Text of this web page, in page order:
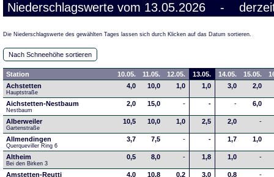
Niederschlagswerte vom 13.05.2026 -
Die Niederschlagswerte des gewählten Tages lassen sich durch Klicken auf das Datum sortieren.
Nach Schneehöhe sortieren
Station 10.05. 11.05. 12.05. 13.05. 14.05. 15.05.
Achstetten
Hauptstraße
4,0 10,0 1,0 1,0 3,0 2,0
Aichstetten-Nestbaum
Nestbaum
2,0 15,0 - - - 6,0
Alberweiler
Gartenstraße
10,5 10,0 1,0 2,5 2,0 -
Allmendingen
Querqueviller Ring 6
3,7 7,5 - - 1,7 1,0
Altheim
Bei den Birken 3
0,5 8,0 - 1,8 1,0 -
Amstetten-Reutti 4,0 10,8 0,2 3,0 0,8 -